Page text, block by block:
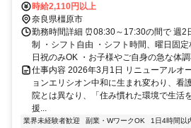
時給2,110円以上
奈良県橿原市
勤務時間詳細 ⏰08:30～17:30の間で 週2
制 ・シフト自由 ・シフト時間、曜日固
日祝のみOK ・お子様やご自身の急な体
仕事内容 2026年3月1日 リニューアルオ
ョンエリシオン中和に生まれ変わり、看
院とは異なり、「住み慣れた環境で生活
援...
業界未経験者歓迎 副業・WワークOK 1日4時間以